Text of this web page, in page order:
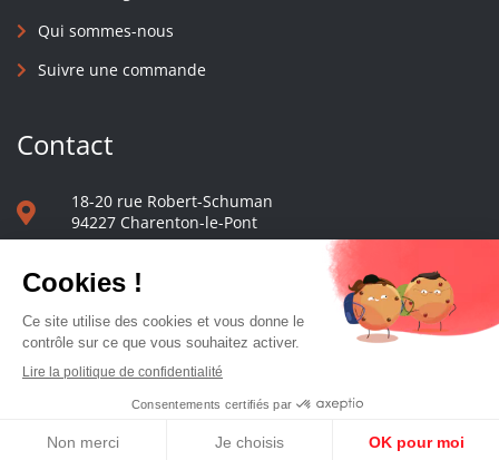
Qui sommes-nous
Suivre une commande
Contact
18-20 rue Robert-Schuman
94227 Charenton-le-Pont